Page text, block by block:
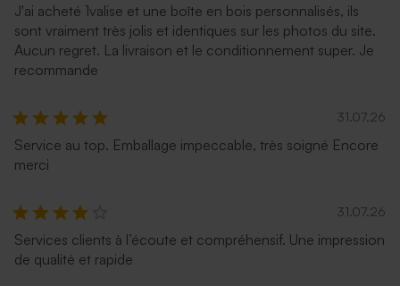
J'ai acheté 1valise et une boîte en bois personnalisés, ils
sont vraiment très jolis et identiques sur les photos du site.
Aucun regret. La livraison et le conditionnement super. Je
recommande
31.07.26
Service au top. Emballage impeccable, très soigné Encore
merci
31.07.26
Services clients à l’écoute et compréhensif. Une impression
de qualité et rapide